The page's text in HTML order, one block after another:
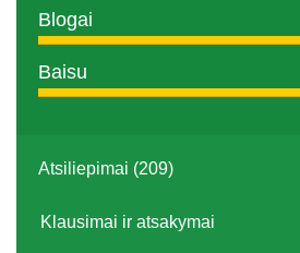
Blogai
Baisu
Atsiliepimai (209)
Klausimai ir atsakymai